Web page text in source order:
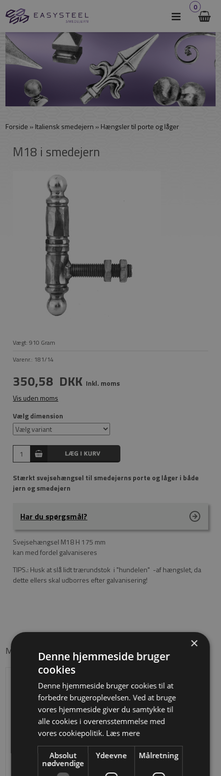
0
Forside » Italiensk smedejern » Hængsler til porte og låger
M18 i smedejern
Vægt:910 Gram
Varenr.: 181/14
350,58 DKK Inkl. moms
Vis uden moms
Vælg dimension
Stærkt svejsehængsel til smedejerns porte og låger i både
jern og smedejern
Har du spørgsmål?
Svejsehængsel M18 H 175 mm
kan med fordel galvaniseres
TIPS.: Husk at slå lidt trærundstok i "hundelen" -af hængslet, da
dette ellers skal udborres efter galvanisering!
Måske er du også interesseret i følgende produkter
M22 i smedejern
×
Denne hjemmeside bruger
cookies
Denne hjemmeside bruger cookies til at
forbedre brugeroplevelsen. Ved at bruge
vores hjemmeside giver du samtykke til
alle cookies i overensstemmelse med
vores cookiepolitik. Læs mere
Absolut
nødvendige
Ydeevne Målretning